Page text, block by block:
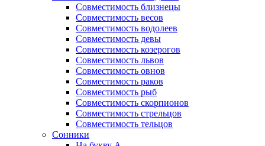
Совместимость близнецы
Совместимость весов
Совместимость водолеев
Совместимость девы
Совместимость козерогов
Совместимость львов
Совместимость овнов
Совместимость раков
Совместимость рыб
Совместимость скорпионов
Совместимость стрельцов
Совместимость тельцов
Сонники